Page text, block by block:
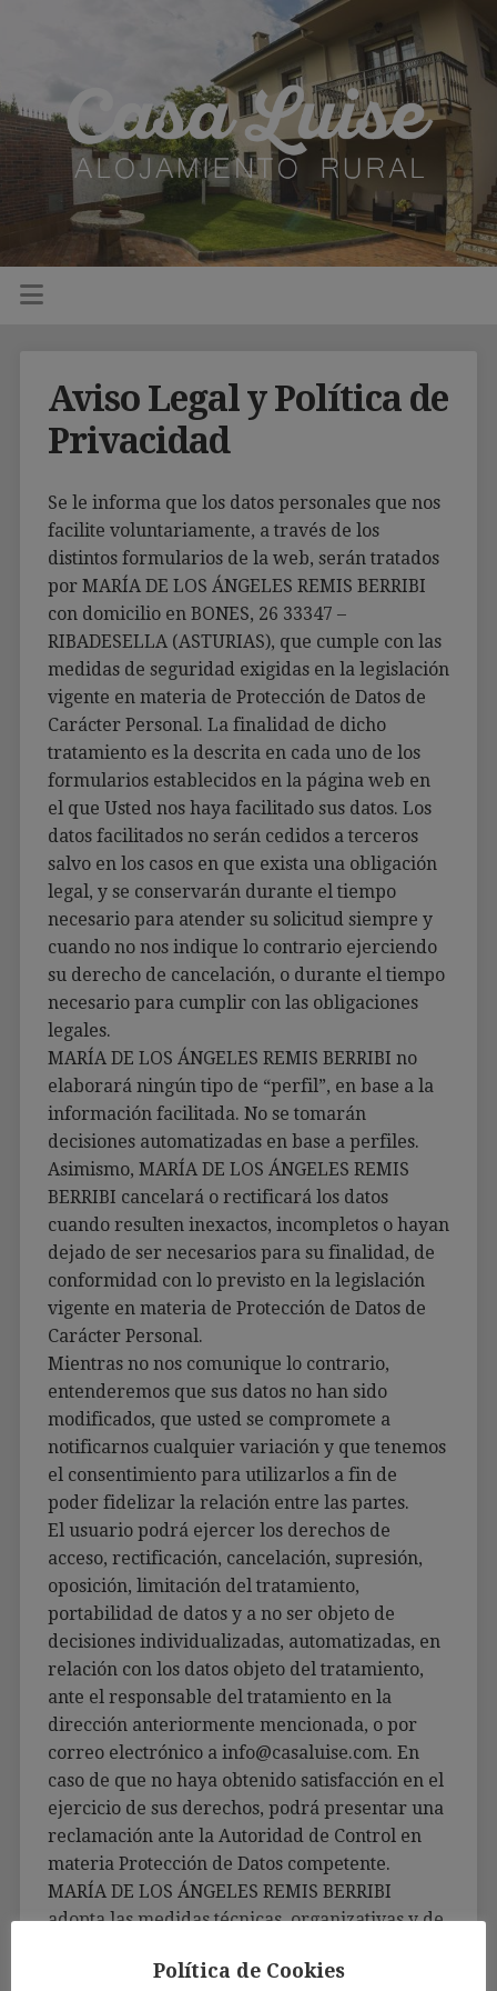
Aviso Legal y Política de
Privacidad
Se le informa que los datos personales que nos
facilite voluntariamente, a través de los
distintos formularios de la web, serán tratados
por MARÍA DE LOS ÁNGELES REMIS BERRIBI
con domicilio en BONES, 26 33347 –
RIBADESELLA (ASTURIAS), que cumple con las
medidas de seguridad exigidas en la legislación
vigente en materia de Protección de Datos de
Carácter Personal. La finalidad de dicho
tratamiento es la descrita en cada uno de los
formularios establecidos en la página web en
el que Usted nos haya facilitado sus datos. Los
datos facilitados no serán cedidos a terceros
salvo en los casos en que exista una obligación
legal, y se conservarán durante el tiempo
necesario para atender su solicitud siempre y
cuando no nos indique lo contrario ejerciendo
su derecho de cancelación, o durante el tiempo
necesario para cumplir con las obligaciones
legales.
MARÍA DE LOS ÁNGELES REMIS BERRIBI no
elaborará ningún tipo de “perfil”, en base a la
información facilitada. No se tomarán
decisiones automatizadas en base a perfiles.
Asimismo, MARÍA DE LOS ÁNGELES REMIS
BERRIBI cancelará o rectificará los datos
cuando resulten inexactos, incompletos o hayan
dejado de ser necesarios para su finalidad, de
conformidad con lo previsto en la legislación
vigente en materia de Protección de Datos de
Carácter Personal.
Mientras no nos comunique lo contrario,
entenderemos que sus datos no han sido
modificados, que usted se compromete a
notificarnos cualquier variación y que tenemos
el consentimiento para utilizarlos a fin de
poder fidelizar la relación entre las partes.
El usuario podrá ejercer los derechos de
acceso, rectificación, cancelación, supresión,
oposición, limitación del tratamiento,
portabilidad de datos y a no ser objeto de
decisiones individualizadas, automatizadas, en
relación con los datos objeto del tratamiento,
ante el responsable del tratamiento en la
dirección anteriormente mencionada, o por
correo electrónico a info@casaluise.com. En
caso de que no haya obtenido satisfacción en el
ejercicio de sus derechos, podrá presentar una
reclamación ante la Autoridad de Control en
materia Protección de Datos competente.
MARÍA DE LOS ÁNGELES REMIS BERRIBI
adopta las medidas técnicas, organizativas y de
normativa vigente en materia de Protección de
Política de Cookies